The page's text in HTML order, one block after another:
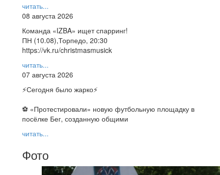
читать...
08 августа 2026
Команда «IZBA» ищет спарринг!
ПН (10.08),Торпедо, 20:30
https://vk.ru/christmasmusick
читать...
07 августа 2026
⚡️Сегодня было жарко⚡️
⚽ ️«Протестировали» новую футбольную площадку в
посёлке Бег, созданную общими
читать...
Фото